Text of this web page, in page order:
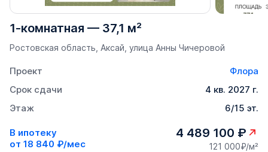
1-комнатная — 37,1 м²
Ростовская область, Аксай, улица Анны Чичеровой
Проект
Флора
Срок сдачи
4 кв. 2027 г.
Этаж
6/15 эт.
В ипотеку
от 18 840 ₽/мес
4 489 100 ₽
121 000₽/м²